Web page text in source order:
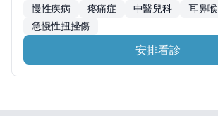
慢性疾病 疼痛症 中醫兒科
耳鼻喉
急慢性扭挫傷
安排看診